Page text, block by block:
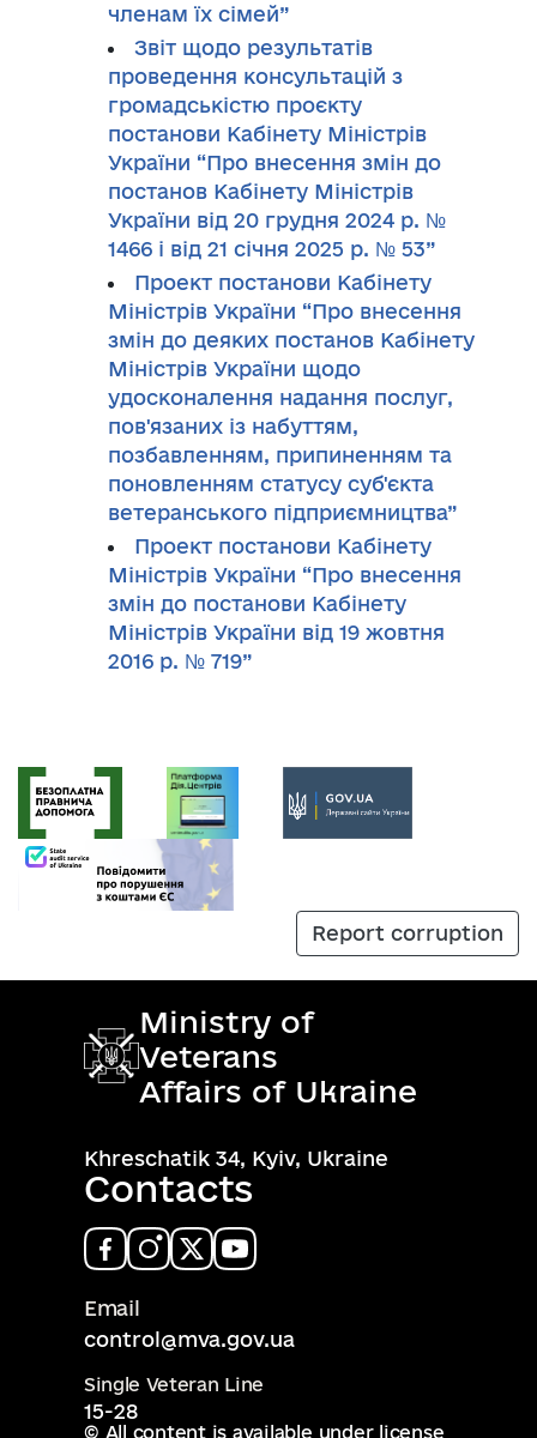
членам їх сімей”
Звіт щодо результатів
проведення консультацій з
громадськістю проєкту
постанови Кабінету Міністрів
України “Про внесення змін до
постанов Кабінету Міністрів
України від 20 грудня 2024 р. №
1466 і від 21 січня 2025 р. № 53”
Проект постанови Кабінету
Міністрів України “Про внесення
змін до деяких постанов Кабінету
Міністрів України щодо
удосконалення надання послуг,
пов'язаних із набуттям,
позбавленням, припиненням та
поновленням статусу суб'єкта
ветеранського підприємництва”
Проект постанови Кабінету
Міністрів України “Про внесення
змін до постанови Кабінету
Міністрів України від 19 жовтня
2016 р. № 719”
Report corruption
Ministry of
Veterans
Affairs of Ukraine
Khreschatik 34, Kyiv, Ukraine
Contacts
Email
control@mva.gov.ua
Single Veteran Line
15-28
© All content is available under license